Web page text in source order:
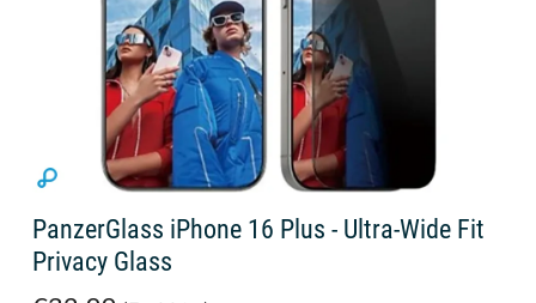
PanzerGlass iPhone 16 Plus - Ultra-Wide Fit
Privacy Glass